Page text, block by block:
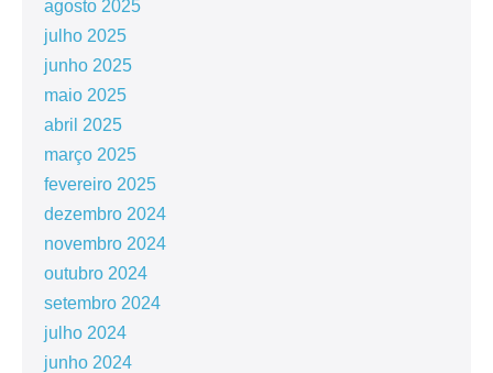
agosto 2025
julho 2025
junho 2025
maio 2025
abril 2025
março 2025
fevereiro 2025
dezembro 2024
novembro 2024
outubro 2024
setembro 2024
julho 2024
junho 2024